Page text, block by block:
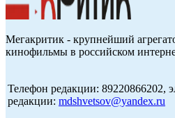
Мегакритик - крупнейший
кинофильмы в российском
Телефон редакции: 89220866202,
редакции: mdshvetsov@yandex.ru